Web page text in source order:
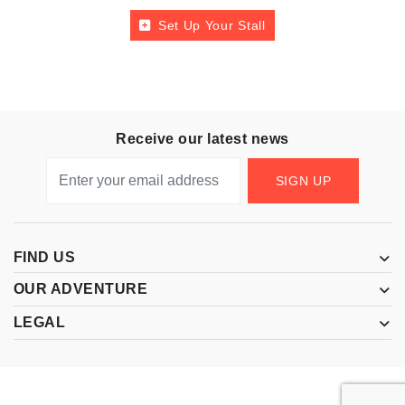
Set Up Your Stall
Receive our latest news
SIGN UP
FIND US
OUR ADVENTURE
LEGAL